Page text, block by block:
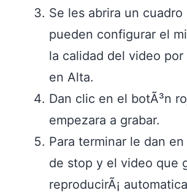
Se les abrira un
pueden configurar el
la calidad del video
en Alta.
Dan clic en el botÃ³n
empezara a grabar.
Para terminar le dan
de stop y el video que
reproducirÃ¡